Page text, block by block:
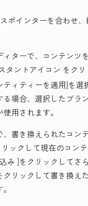
ポインターを合わせ、
ィターで、コンテンツ
タントアイコン をク
ティティーを適用]を選
る場合、選択したブラ
用されます。
、書き換えられたコン
リックして現在のコン
み ]をクリックしてさ
クリックして書き換え